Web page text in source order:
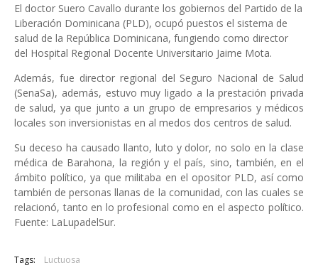
El doctor Suero Cavallo durante los gobiernos del Partido de la
Liberación Dominicana (PLD), ocupó puestos el sistema de
salud de la República Dominicana, fungiendo como director
del Hospital Regional Docente Universitario Jaime Mota.
Además, fue director regional del Seguro Nacional de Salud
(SenaSa), además, estuvo muy ligado a la prestación privada
de salud, ya que junto a un grupo de empresarios y médicos
locales son inversionistas en al medos dos centros de salud.
Su deceso ha causado llanto, luto y dolor, no solo en la clase
médica de Barahona, la región y el país, sino, también, en el
ámbito político, ya que militaba en el opositor PLD, así como
también de personas llanas de la comunidad, con las cuales se
relacionó, tanto en lo profesional como en el aspecto político.
Fuente: LaLupadelSur.
Tags: Luctuosa